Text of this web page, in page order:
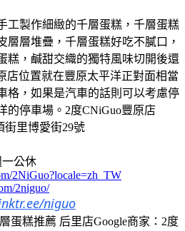
工製作細緻的千層蛋糕，千層蛋糕
層層堆疊，千層蛋糕好吃不膩口，
糕，鹹甜交織的獨特風味切開後還
店位置就在豐原太平洋正對面相當
格，如果是汽車的話則可以考慮停
的停車場。2度CNiGuo豐原店
街里博愛街29號
一公休
2NiGuo?locale=zh_TW
2niguo/
niguo
蛋糕推薦 后里店Google商家：2度